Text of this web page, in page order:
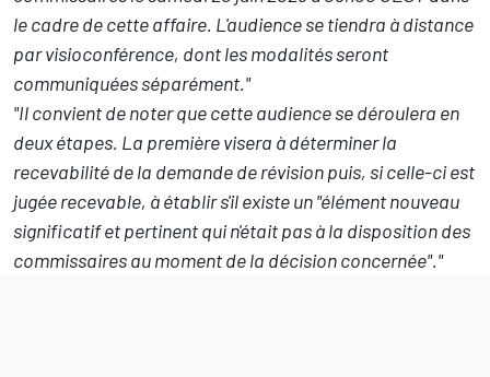
le cadre de cette affaire. L'audience se tiendra à distance
par visioconférence, dont les modalités seront
communiquées séparément."
"Il convient de noter que cette audience se déroulera en
deux étapes. La première visera à déterminer la
recevabilité de la demande de révision puis, si celle-ci est
jugée recevable, à établir s'il existe un "élément nouveau
significatif et pertinent qui n'était pas à la disposition des
commissaires au moment de la décision concernée"."